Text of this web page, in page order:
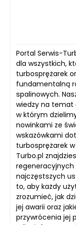
Portal Serwis-
dla wszystkich,
turbosprężarek
fundamentalną
spalinowych.
wiedzy na temat
w którym
nowinkami ze
wskazówkami
turbosprężarek
Turbo.pl
najczęstszych
to, aby każdy
zrozumieć, jak
jej awarii oraz
przywrócenia jej